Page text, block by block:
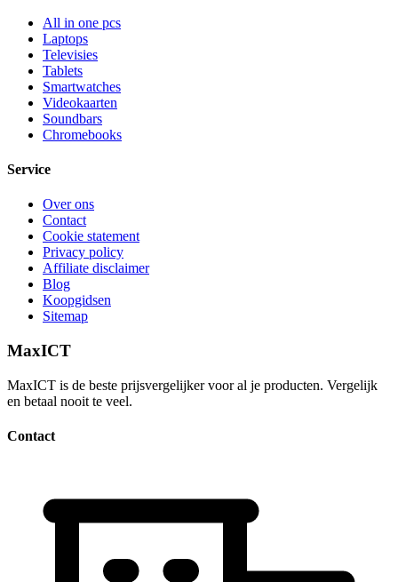
All in one pcs
Laptops
Televisies
Tablets
Smartwatches
Videokaarten
Soundbars
Chromebooks
Service
Over ons
Contact
Cookie statement
Privacy policy
Affiliate disclaimer
Blog
Koopgidsen
Sitemap
MaxICT
MaxICT is de beste prijsvergelijker voor al je producten. Vergelijk
en betaal nooit te veel.
Contact